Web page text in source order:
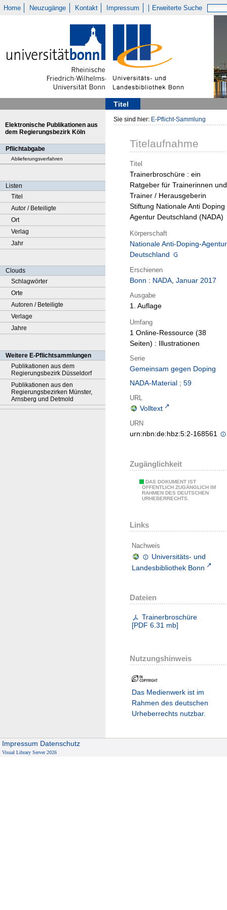
Home Neuzugänge Kontakt Impressum Erweiterte Suche
Titel
Elektronische Publikationen aus
dem Regierungsbezirk Köln
Pflichtabgabe
Ablieferungsverfahren
Listen
Titel
Autor / Beteiligte
Ort
Verlag
Jahr
Clouds
Schlagwörter
Orte
Autoren / Beteiligte
Verlage
Jahre
Weitere E-Pflichtsammlungen
Publikationen aus dem
Regierungsbezirk Düsseldorf
Publikationen aus den
Regierungsbezirken Münster,
Arnsberg und Detmold
Sie sind hier: E-Pflicht-Sammlung
Titelaufnahme
Titel
Trainerbroschüre : ein
Ratgeber für Trainerinnen und
Trainer / Herausgeberin
Stiftung Nationale Anti Doping
Agentur Deutschland (NADA)
Körperschaft
Nationale Anti-Doping-Agentur
Deutschland
Erschienen
Bonn : NADA, Januar 2017
Ausgabe
1. Auflage
Umfang
1 Online-Ressource (38
Seiten) : Illustrationen
Serie
Gemeinsam gegen Doping
NADA-Material ; 59
URL
Volltext
URN
urn:nbn:de:hbz:5:2-168561
Zugänglichkeit
DAS DOKUMENT IST
ÖFFENTLICH ZUGÄNGLICH IM
RAHMEN DES DEUTSCHEN
URHEBERRECHTS.
Links
Nachweis
Universitäts- und
Landesbibliothek Bonn
Dateien
Trainerbroschüre
[PDF 6.31 mb]
Nutzungshinweis
Das Medienwerk ist im
Rahmen des deutschen
Urheberrechts nutzbar.
Impressum Datenschutz
Visual Library Server 2026